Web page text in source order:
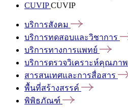
CUVIPCUVIP
บริการสังคม
บริการทดสอบและวิชาการ
บริการทางการแพทย์
บริการตรวจวิเคราะห์คุณภาพ
สารสนเทศและการสื่อสาร
พื้นที่สร้างสรรค์
พิพิธภัณฑ์